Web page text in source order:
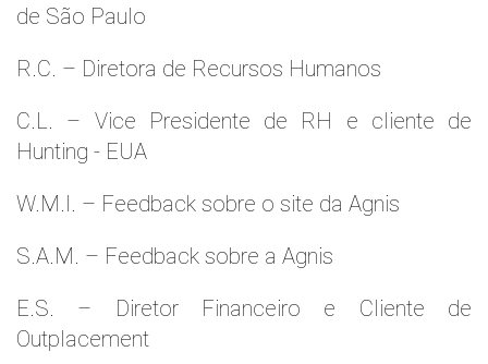
de São Paulo
R.C. – Diretora de Recursos Humanos
C.L. – Vice Presidente de RH e cliente de
Hunting - EUA
W.M.l. – Feedback sobre o site da Agnis
S.A.M. – Feedback sobre a Agnis
E.S. – Diretor Financeiro e Cliente de
Outplacement